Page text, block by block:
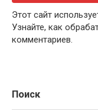
Этот сайт
Узнайте, как
комментариев.
Поиск